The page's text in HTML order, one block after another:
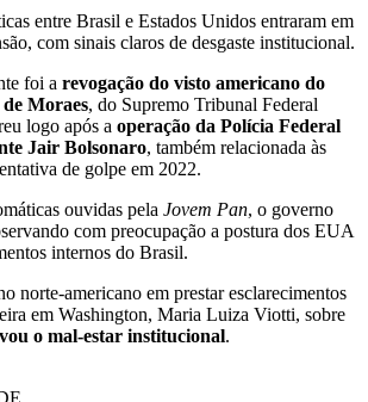
entre Brasil e Estados Unidos entraram em
com sinais claros de desgaste institucional.
foi a revogação do visto americano do
Moraes, do Supremo Tribunal Federal
logo após a operação da Polícia Federal
Jair Bolsonaro, também relacionada às
de golpe em 2022.
ouvidas pela Jovem Pan, o governo
com preocupação a postura dos EUA
internos do Brasil.
norte-americano em prestar esclarecimentos
em Washington, Maria Luiza Viotti, sobre
o mal-estar institucional.